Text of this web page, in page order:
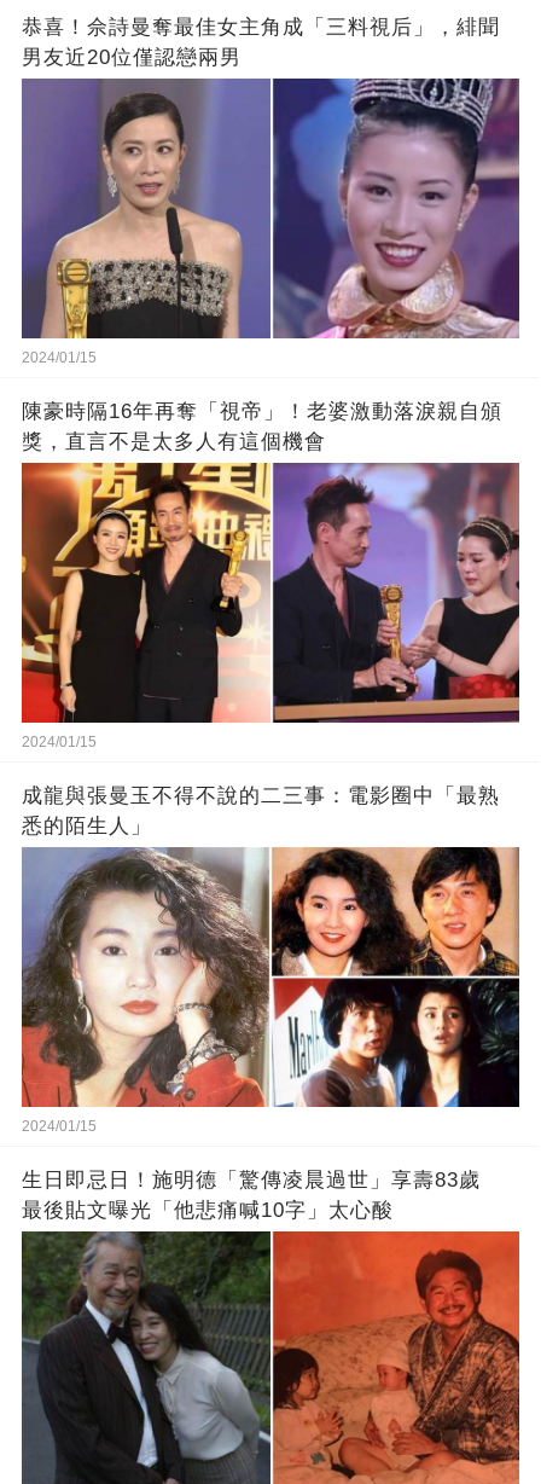
恭喜！佘詩曼奪最佳女主角成「三料視后」，緋聞
男友近20位僅認戀兩男
2024/01/15
陳豪時隔16年再奪「視帝」！老婆激動落淚親自頒
獎，直言不是太多人有這個機會
2024/01/15
成龍與張曼玉不得不說的二三事：電影圈中「最熟
悉的陌生人」
2024/01/15
生日即忌日！施明德「驚傳凌晨過世」享壽83歲
最後貼文曝光「他悲痛喊10字」太心酸